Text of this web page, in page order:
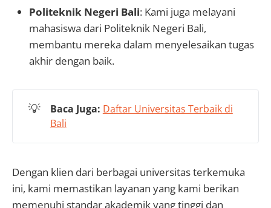
Politeknik Negeri Bali: Kami juga melayani
mahasiswa dari Politeknik Negeri Bali,
membantu mereka dalam menyelesaikan tugas
akhir dengan baik.
💡 Baca Juga: Daftar Universitas Terbaik di
Bali
Dengan klien dari berbagai universitas terkemuka
ini, kami memastikan layanan yang kami berikan
memenuhi standar akademik yang tinggi dan